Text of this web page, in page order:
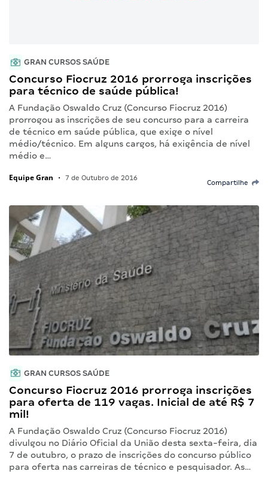
GRAN CURSOS SAÚDE
Concurso Fiocruz 2016 prorroga inscrições
para técnico de saúde pública!
A Fundação Oswaldo Cruz (Concurso Fiocruz 2016)
prorrogou as inscrições de seu concurso para a carreira
de técnico em saúde pública, que exige o nível
médio/técnico. Em alguns cargos, há exigência de nível
médio e…
Equipe Gran • 7 de Outubro de 2016
Compartilhe
GRAN CURSOS SAÚDE
Concurso Fiocruz 2016 prorroga inscrições
para oferta de 119 vagas. Inicial de até R$ 7
mil!
A Fundação Oswaldo Cruz (Concurso Fiocruz 2016)
divulgou no Diário Oficial da União desta sexta-feira, dia
7 de outubro, o prazo de inscrições do concurso público
para oferta nas carreiras de técnico e pesquisador. As…